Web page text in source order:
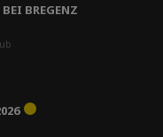
BREGENZ